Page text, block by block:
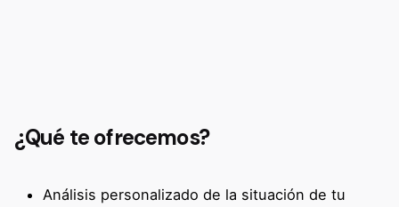
¿Qué te ofrecemos?
Análisis personalizado de la situación de tu